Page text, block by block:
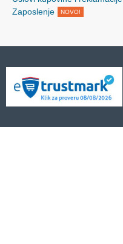
Zaposlenje
NOVO!